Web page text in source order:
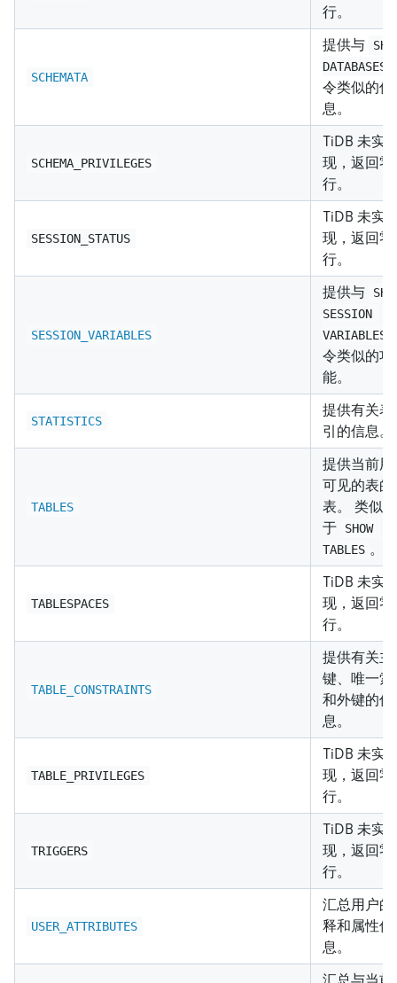
行。
SCHEMATA
提供与
DATABASES
令类似的信
息。
SCHEMA_PRIVILEGES
TiDB 未实
现，返回零
行。
SESSION_STATUS
TiDB 未实
现，返回零
行。
SESSION_VARIABLES
提供与
SESSION
VARIABLES
令类似的功
能。
STATISTICS
提供有关表
引的信息。
TABLES
提供当前用
可见的表的
表。 类似
于
SHOW
TABLES 。
TABLESPACES
TiDB 未实
现，返回零
行。
TABLE_CONSTRAINTS
提供有关主
键、唯一索
和外键的信
息。
TABLE_PRIVILEGES
TiDB 未实
现，返回零
行。
TRIGGERS
TiDB 未实
现，返回零
行。
USER_ATTRIBUTES
汇总用户的
释和属性信
息。